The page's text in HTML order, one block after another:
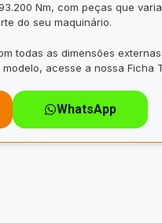
Nm, com peças que
do seu maquinário.
todas as dimensões
acesse a nossa Ficha
WhatsApp